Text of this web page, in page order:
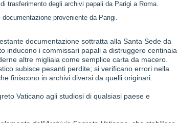
trasferimento degli archivi papali da Parigi a Roma.
proveniente da Parigi.
documentazione sottratta alla Santa Sede da
inducono i commissari papali a distruggere centinaia
altre migliaia come semplice carta da macero.
subisce pesanti perdite; si verificano errori nella
finiscono in archivi diversi da quelli originari.
Vaticano agli studiosi di qualsiasi paese e